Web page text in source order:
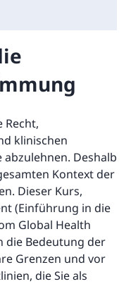
Recht,
klinischen
Deshalb
Kontext der
Dieser Kurs,
(Einführung in die
Global Health
die Bedeutung der
Grenzen und vor
die Sie als